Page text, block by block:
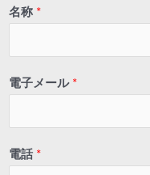
名称 *
電子メール *
電話 *